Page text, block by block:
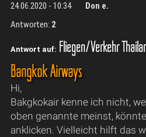
24.06.2020 - 10:34 Don e.
Antworten: 2
Antwort auf: Fliegen/Verkehr
Bangkok Airways
Hi,
Bakgkokair kenne ich nicht,
oben genannte meinst,
anklicken. Vielleicht hilft das